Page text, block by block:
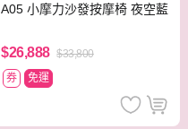
A05 小摩力沙發按摩椅 夜空藍
$26,888 $33,800
券
免運